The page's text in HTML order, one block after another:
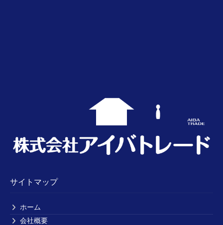
サイトマップ
ホーム
会社概要